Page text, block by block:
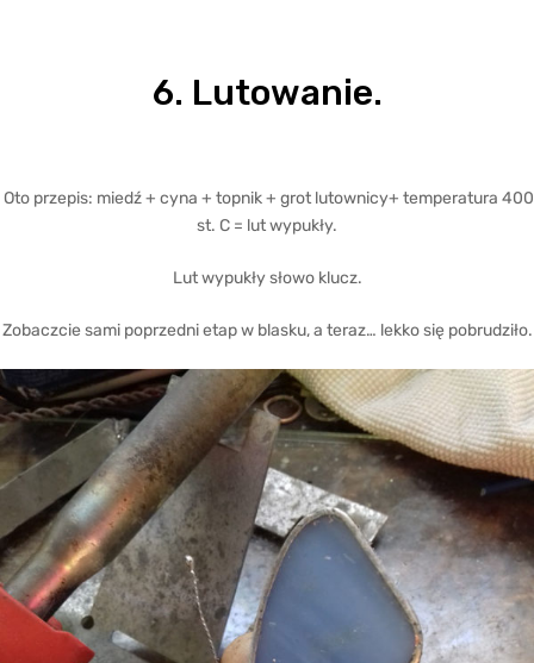
6. Lutowanie.
Oto przepis: miedź + cyna + topnik + grot lutownicy+ temperatura 400
st. C = lut wypukły.
Lut wypukły słowo klucz.
Zobaczcie sami poprzedni etap w blasku, a teraz… lekko się pobrudziło.